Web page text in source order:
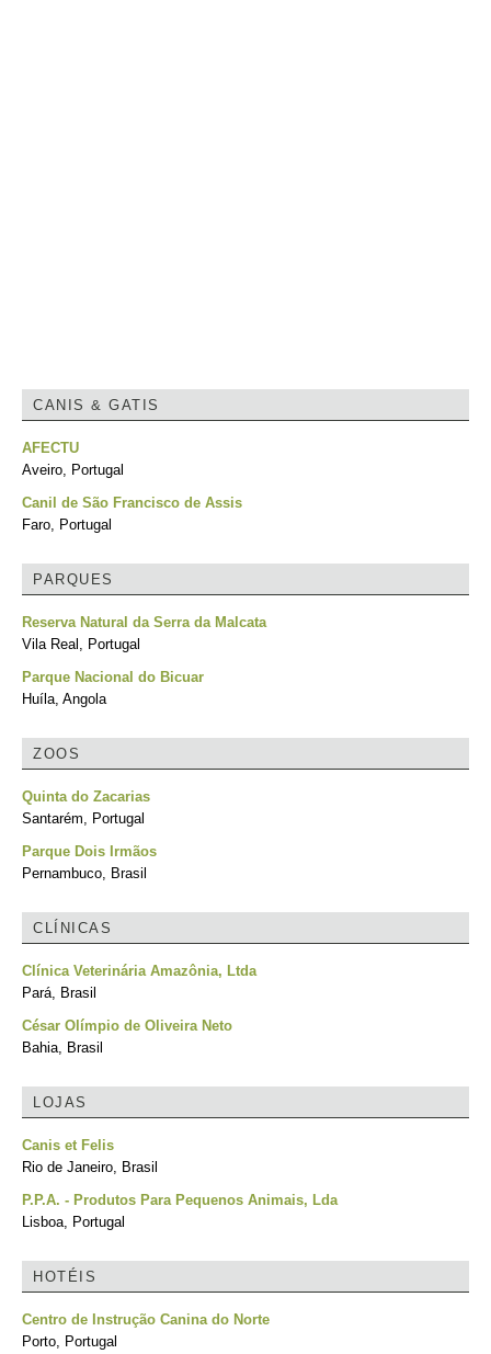
CANIS & GATIS
AFECTU
Aveiro, Portugal
Canil de São Francisco de Assis
Faro, Portugal
PARQUES
Reserva Natural da Serra da Malcata
Vila Real, Portugal
Parque Nacional do Bicuar
Huíla, Angola
ZOOS
Quinta do Zacarias
Santarém, Portugal
Parque Dois Irmãos
Pernambuco, Brasil
CLÍNICAS
Clínica Veterinária Amazônia, Ltda
Pará, Brasil
César Olímpio de Oliveira Neto
Bahia, Brasil
LOJAS
Canis et Felis
Rio de Janeiro, Brasil
P.P.A. - Produtos Para Pequenos Animais, Lda
Lisboa, Portugal
HOTÉIS
Centro de Instrução Canina do Norte
Porto, Portugal